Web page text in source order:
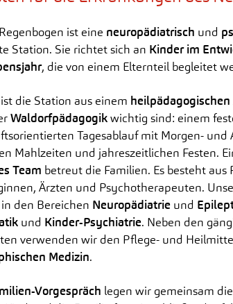
Geburtshilfe mit
Intensivstation
Zentrale
Die
ist eine neuropädiatrisch und
Station. Sie richtet sich an Kinder im
, die von einem Elternteil begleitet
die Station aus einem heilpädagogischen
Waldorfpädagogikwichtig sind: einem
Tagesablauf mit Morgen- und
Mahlzeiten und jahreszeitlichen Festen.
Team betreut die Familien. Es besteht aus
Ärzten und Psychotherapeuten.
den Bereichen Neuropädiatrie und
und Kinder-Psychiatrie. Neben den
verwenden wir den Pflege- und
Medizin.
Vorgespräch legen wir gemeinsam die